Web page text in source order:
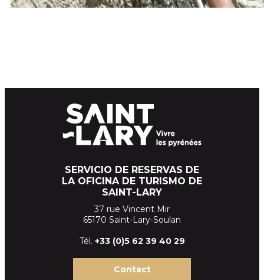
SERVICIO DE RESERVAS DE
LA OFICINA DE TURISMO DE
SAINT-LARY
37 rue Vincent Mir
65170 Saint-Lary-Soulan
Tél. +33 (0)5 62 39 40 29
Contact